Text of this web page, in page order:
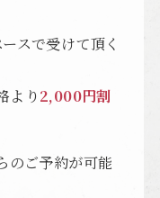
スで受けて頂く
より 2,000円割
のご予約が可能